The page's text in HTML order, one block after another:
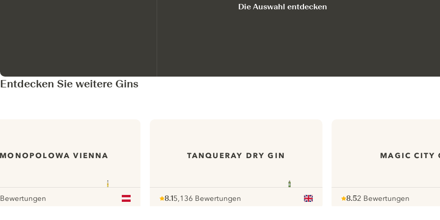
Die Auswahl entdecken
Entdecken Sie weitere Gins
MONOPOLOWA VIENNA TANQUERAY DRY GIN
8.15,136 Bewertungen
MAGIC CITY
8.52 Bewertungen